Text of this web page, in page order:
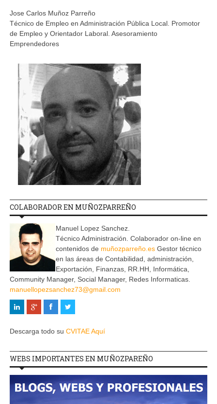
Jose Carlos Muñoz Parreño
Técnico de Empleo en Administración Pública Local. Promotor
de Empleo y Orientador Laboral. Asesoramiento
Emprendedores
COLABORADOR EN MUÑOZPARREÑO
Manuel Lopez Sanchez.
Técnico Administración. Colaborador on-line en
contenidos de muñozparreño.es Gestor técnico
en las áreas de Contabilidad, administración,
Exportación, Finanzas, RR.HH, Informática,
Community Manager, Social Manager, Redes Informaticas.
manuellopezsanchez73@gmail.com
Descarga todo su CVITAE Aquí
WEBS IMPORTANTES EN MUÑOZPAREÑO